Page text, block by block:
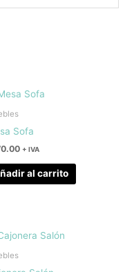
Sofa
+ IVA
al carrito